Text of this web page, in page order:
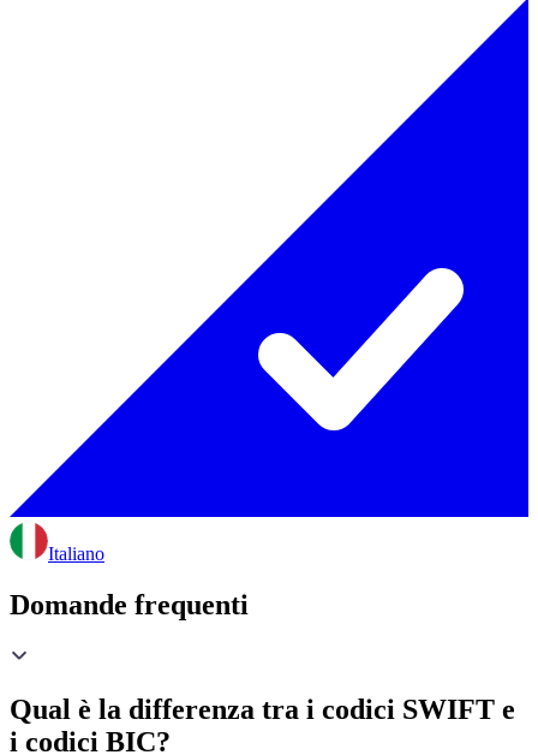
Italiano
Domande frequenti
Qual è la differenza tra i codici SWIFT e
i codici BIC?